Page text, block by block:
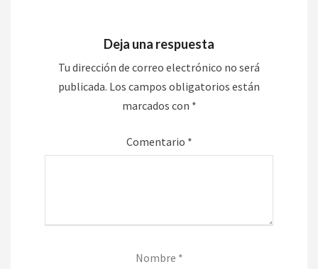
Deja una respuesta
Tu dirección de correo electrónico no será
publicada. Los campos obligatorios están
marcados con *
Comentario *
Nombre *